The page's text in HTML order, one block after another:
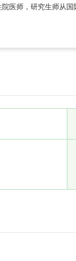
医师，研究生师从国